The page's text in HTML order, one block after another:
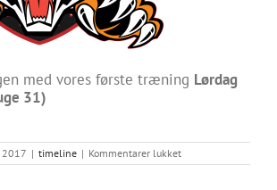
med vores første træning Lørdag
31)
| timeline | Kommentarer lukkettil
SMALL